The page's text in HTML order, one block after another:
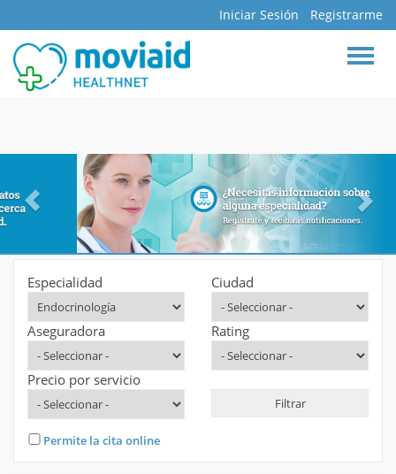
INICIO
HOSPITALES
CLÍNICAS
ASEGURADORAS
FARMACIAS
LABORATORIOS
MAPA INTERACTIVO
BLOG
INICIAR SESIÓN
REGISTRARME
Iniciar Sesión Registrarme
Especialidad Ciudad
Aseguradora Rating
Precio por servicio
Permite la cita online